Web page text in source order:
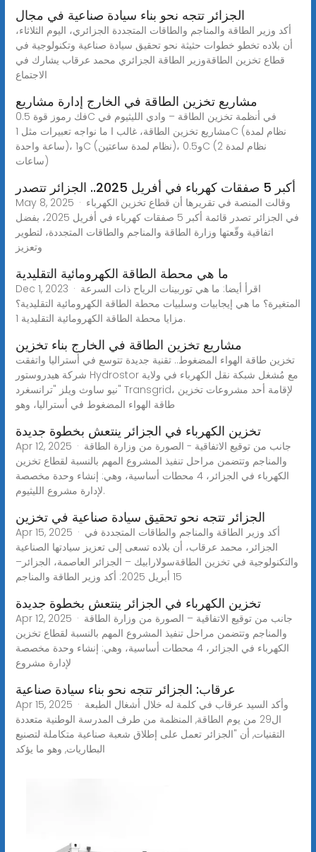
الجزائر تتجه نحو بناء سيادة صناعية في مجال
أكد وزير الطاقة والمناجم والطاقات المتجددة الجزائري، اليوم الثلاثاء،
أن بلاده تخطو خطوات حثيثة نحو تحقيق سيادة صناعية وتكنولوجية في
قطاع تخزين الطاقةوزير الطاقة الجزائري محمد عرقاب يشارك في
الاجتماع
مشاريع تخزين الطاقة في الخارج إدارة مشاريع
فك رموز قوة 0.5C في أنظمة تخزين الطاقة – وادي الليثيوم في
مشاريع تخزين الطاقة، غالب ا ما نواجه تعبيرات مثل 1C (نظام لمدة
ساعة واحدة)، و1C (نظام لمدة ساعتين)، و0.5C (نظام لمدة 2
ساعات)
أكبر 5 صفقات كهرباء في أفريل 2025.. الجزائر تتصدر
May 8, 2025 · وقالت المنصة في تقريرها أن قطاع تخزين الكهرباء
في الجزائر تصدر قائمة أكبر 5 صفقات كهرباء في أفريل 2025، بفضل
اتفاقية وقّعتها وزارة الطاقة والمناجم والطاقات المتجددة، لتطوير
وتعزيز
ما هي محطة الطاقة الكهرومائية التقليدية
Dec 1, 2023 · اقرأ أيضا: ما هي توربينات الرياح ذات السرعة
المتغيرة؟ ما هي إيجابيات وسلبيات محطة الطاقة الكهرومائية التقليدية؟
مزايا محطة الطاقة الكهرومائية التقليدية 1.
مشاريع تخزين الطاقة في الخارج بناء تخزين
تخزين طاقة الهواء المضغوط.. تقنية جديدة تتوسع في أستراليا واتفقت
شركة هيدروستور Hydrostor مع مُشغل شبكة نقل الكهرباء في ولاية
نيو ساوث ويلز "ترانسغرد" Transgrid، لإقامة أحد مشروعات تخزين
طاقة الهواء المضغوط في أستراليا، وهو
تخزين الكهرباء في الجزائر ينتعش بخطوة جديدة
Apr 12, 2025 · جانب من توقيع الاتفاقية - الصورة من وزارة الطاقة
والمناجم وتتضمن مراحل تنفيذ المشروع المهم بالنسبة لقطاع تخزين
الكهرباء في الجزائر، 4 محطات أساسية، وهي: إنشاء وحدة مخصصة
لإدارة مشروع الليثيوم.
الجزائر تتجه نحو تحقيق سيادة صناعية في تخزين
Apr 15, 2025 · أكد وزير الطاقة والمناجم والطاقات المتجددة في
الجزائر، محمد عرقاب، أن بلاده تسعى إلى تعزيز سيادتها الصناعية
والتكنولوجية في تخزين الطاقةسولارابيك – الجزائر العاصمة، الجزائر–
15 أبريل 2025: أكد وزير الطاقة والمناجم
تخزين الكهرباء في الجزائر ينتعش بخطوة جديدة
Apr 12, 2025 · جانب من توقيع الاتفاقية – الصورة من وزارة الطاقة
والمناجم وتتضمن مراحل تنفيذ المشروع المهم بالنسبة لقطاع تخزين
الكهرباء في الجزائر، 4 محطات أساسية، وهي: إنشاء وحدة مخصصة
لإدارة مشروع
عرقاب: الجزائر تتجه نحو بناء سيادة صناعية
Apr 15, 2025 · وأكد السيد عرقاب في كلمة له خلال أشغال الطبعة
ال29 من يوم الطاقة, المنظمة من طرف المدرسة الوطنية متعددة
التقنيات, أن "الجزائر تعمل على إطلاق شعبة صناعية متكاملة لتصنيع
البطاريات, وهو ما يؤكد